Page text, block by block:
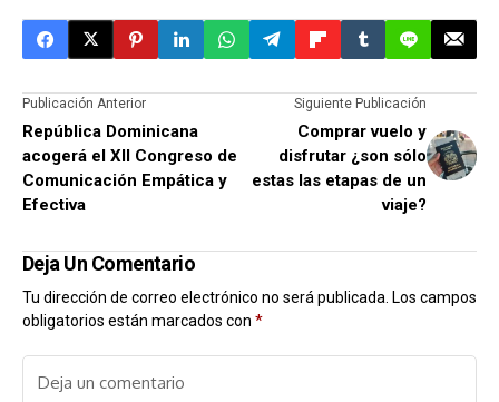
Publicación Anterior
República Dominicana
acogerá el XII Congreso de
Comunicación Empática y
Efectiva
Siguiente Publicación
Comprar vuelo y
disfrutar ¿son sólo
estas las etapas de un
viaje?
Deja Un Comentario
Tu dirección de correo electrónico no será publicada. Los campos
obligatorios están marcados con *